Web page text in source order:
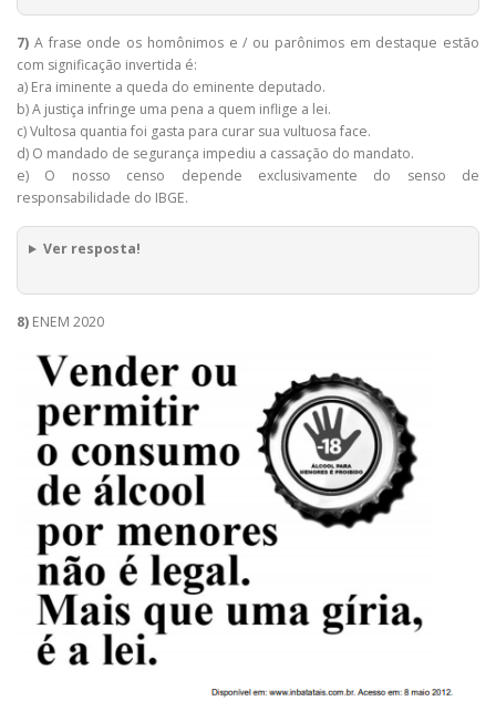
7) A frase onde os homônimos e / ou parônimos em destaque estão
com significação invertida é:
a) Era iminente a queda do eminente deputado.
b) A justiça infringe uma pena a quem inflige a lei.
c) Vultosa quantia foi gasta para curar sua vultuosa face.
d) O mandado de segurança impediu a cassação do mandato.
e) O nosso censo depende exclusivamente do senso de
responsabilidade do IBGE.
Ver resposta!
8) ENEM 2020